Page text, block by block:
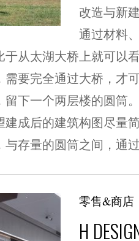
改造与新
通过材料
于从太湖大桥上就可以
需要完全通过大桥，才
留下一个两层楼的圆筒
建成后的建筑构图尽量
与存量的圆筒之间，通
零售&商店
H